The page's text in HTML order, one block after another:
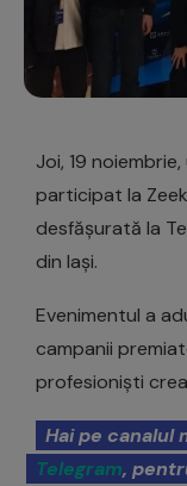
Joi, 19
participat la
desfășurată la
din Iași.
Evenimentul a
campanii
profesioniști
Hai pe canalul
Telegram,